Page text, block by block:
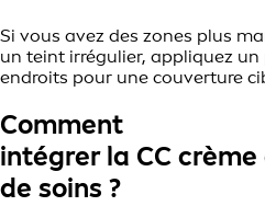
Si vous avez des zones plus
un teint irrégulier, appliquez
endroits pour une couverture
Comment
intégrer la CC
de soins ?